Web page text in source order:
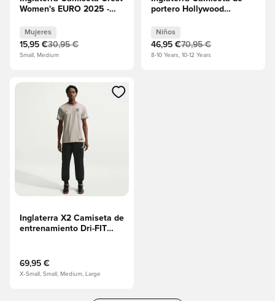
Women's EURO 2025 -
Mujeres
15,95 €30,95 €
Small, Medium
portero Hollywood
Obsidiana/Negro/Blanco
Niños
Niños
46,95 €70,95 €
8-10 Years, 10-12 Years
Abre un modal para iniciar sesión o registrarse como
Inglaterra X2 Camiseta de
entrenamiento Dri-FIT
2026 - Pewter
Grey/Carmesí brillante
69,95 €
X-Small, Small, Medium, Large